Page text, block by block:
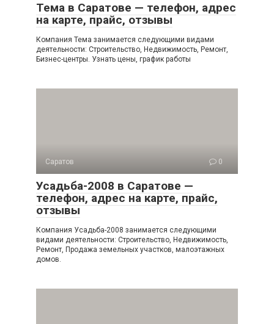
Тема в Саратове — телефон, адрес
на карте, прайс, отзывы
Компания Тема занимается следующими видами
деятельности: Строительство, Недвижимость, Ремонт,
Бизнес-центры. Узнать цены, график работы
Саратов 0
Усадьба-2008 в Саратове —
телефон, адрес на карте, прайс,
отзывы
Компания Усадьба-2008 занимается следующими
видами деятельности: Строительство, Недвижимость,
Ремонт, Продажа земельных участков, малоэтажных
домов.